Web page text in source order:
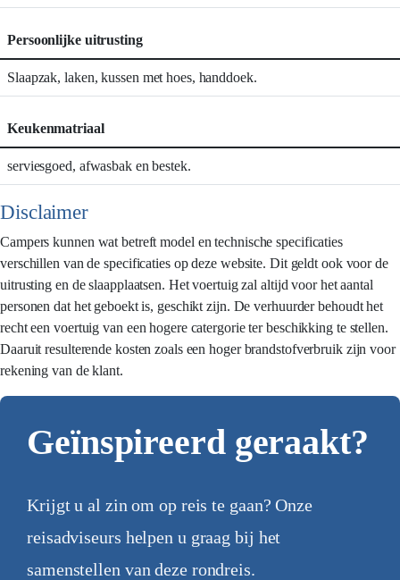
Persoonlijke uitrusting
Slaapzak, laken, kussen met hoes, handdoek.
Keukenmatriaal
serviesgoed, afwasbak en bestek.
Disclaimer
Campers kunnen wat betreft model en technische specificaties
verschillen van de specificaties op deze website. Dit geldt ook voor de
uitrusting en de slaapplaatsen. Het voertuig zal altijd voor het aantal
personen dat het geboekt is, geschikt zijn. De verhuurder behoudt het
recht een voertuig van een hogere catergorie ter beschikking te stellen.
Daaruit resulterende kosten zoals een hoger brandstofverbruik zijn voor
rekening van de klant.
Geïnspireerd geraakt?
Krijgt u al zin om op reis te gaan? Onze
reisadviseurs helpen u graag bij het
samenstellen van deze rondreis.